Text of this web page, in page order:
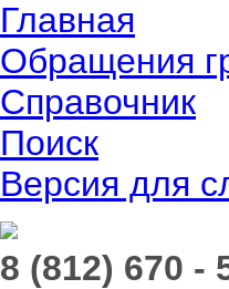
Главная
Обращения
Справочник
Поиск
Версия для
8 (812) 670 -